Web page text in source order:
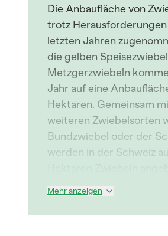
Die Anbaufläche von
trotz
letzten Jahren
die gelben
Metzgerzwiebeln
Jahr auf eine
Hektaren. Gemeinsam
weiteren Zwiebelsorten
Bundzwiebel oder der
werden in der Schweiz
Mehr anzeigen